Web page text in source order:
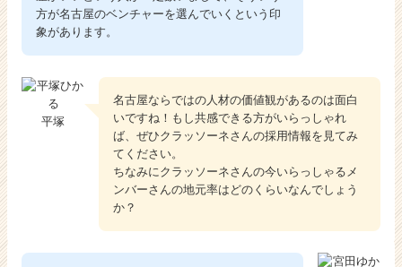
方が名古屋のベンチャーを選んでいくという印
象があります。
平塚
名古屋ならではの人材の価値観があるのは面白
いですね！もし共感できる方がいらっしゃれ
ば、ぜひクラッソーネさんの採用情報を見てみ
てください。
ちなみにクラッソーネさんの今いらっしゃるメ
ンバーさんの地元率はどのくらいなんでしょう
か？